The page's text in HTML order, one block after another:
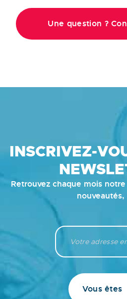
Une question ?
INSCRIVEZ-
Retrouvez chaque mois
Vous êtes